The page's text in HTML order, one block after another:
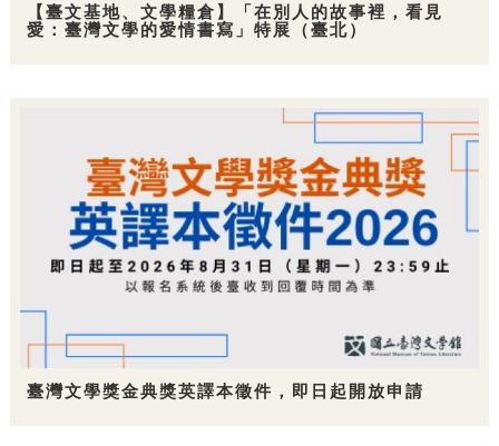
【臺文基地、文學糧倉】「在別人的故事裡，看見
愛：臺灣文學的愛情書寫」特展（臺北）
臺灣文學獎金典獎英譯本徵件，即日起開放申請